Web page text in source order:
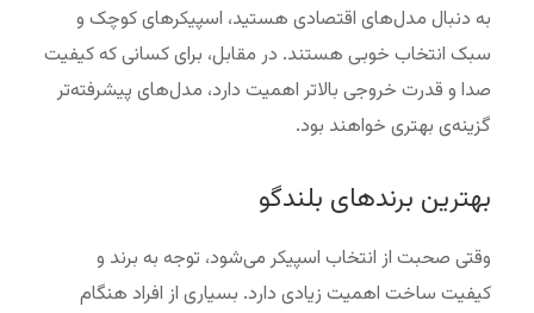
به دنبال مدل‌های اقتصادی هستید، اسپیکرهای کوچک و
سبک انتخاب خوبی هستند. در مقابل، برای کسانی که کیفیت
صدا و قدرت خروجی بالاتر اهمیت دارد، مدل‌های پیشرفته‌تر
گزینه‌ی بهتری خواهند بود.
بهترین برندهای بلندگو
وقتی صحبت از انتخاب اسپیکر می‌شود، توجه به برند و
کیفیت ساخت اهمیت زیادی دارد. بسیاری از افراد هنگام